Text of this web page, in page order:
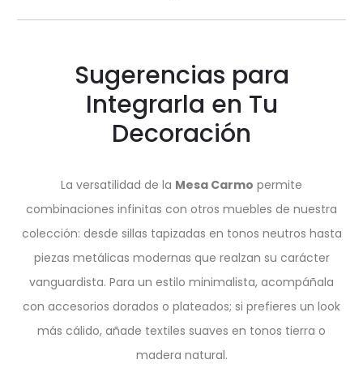
Sugerencias para
Integrarla en Tu
Decoración
La versatilidad de la Mesa Carmo permite
combinaciones infinitas con otros muebles de nuestra
colección: desde sillas tapizadas en tonos neutros hasta
piezas metálicas modernas que realzan su carácter
vanguardista. Para un estilo minimalista, acompáñala
con accesorios dorados o plateados; si prefieres un look
más cálido, añade textiles suaves en tonos tierra o
madera natural.